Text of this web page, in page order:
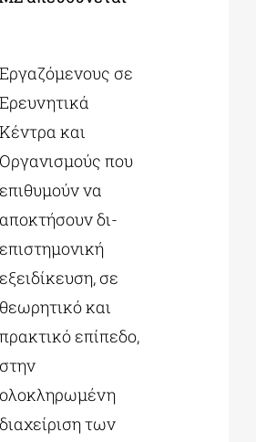
Εργαζόμενους σε
Ερευνητικά
Κέντρα και
Οργανισμούς που
επιθυμούν να
αποκτήσουν δι-
επιστημονική
εξειδίκευση, σε
θεωρητικό και
πρακτικό επίπεδο,
στην
ολοκληρωμένη
διαχείριση των